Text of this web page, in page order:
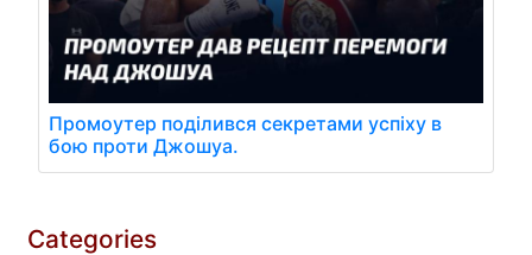
Промоутер поділився секретами успіху в
бою проти Джошуа.
Categories